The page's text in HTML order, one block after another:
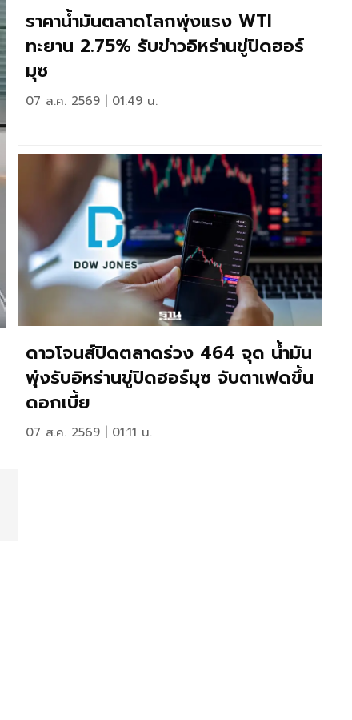
ราคาน้ำมันตลาดโลกพุ่งแรง WTI
ทะยาน 2.75% รับข่าวอิหร่านขู่ปิดฮอร์
มุซ
07 ส.ค. 2569 | 01:49 น.
ดาวโจนส์ปิดตลาดร่วง 464 จุด น้ำมัน
พุ่งรับอิหร่านขู่ปิดฮอร์มุซ จับตาเฟดขึ้น
ดอกเบี้ย
07 ส.ค. 2569 | 01:11 น.